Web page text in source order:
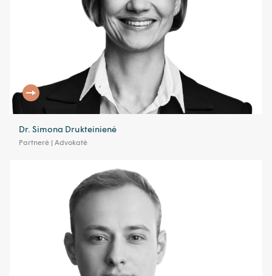
Dr. Simona Drukteinienė
Partnerė | Advokatė